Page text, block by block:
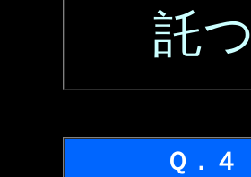
託つ
Ｑ．４